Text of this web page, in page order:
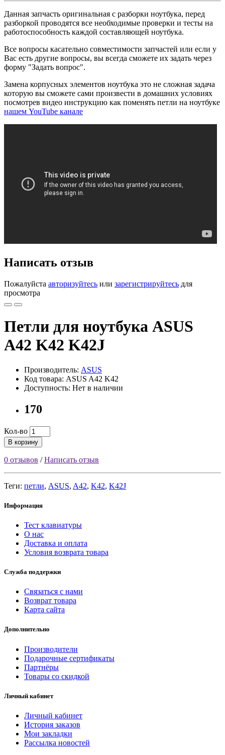
Данная запчасть оригинальная с разборки ноутбука, перед
разборкой проводятся все необходимые проверки и тесты на
работоспособность каждой составляющей ноутбука.
Все вопросы касательно совместимости запчастей или если у
Вас есть другие вопросы, вы всегда сможете их задать через
форму "Задать вопрос".
Замена корпусных элементов ноутбука это не сложная задача
которую вы сможете сами произвести в домашних условиях
посмотрев видео инструкцию как поменять петли на ноутбуке
нашем YouTube канале
Написать отзыв
Пожалуйста авторизуйтесь или зарегистрируйтесь для
просмотра
Петли для ноутбука ASUS
A42 K42 K42J
Производитель: ASUS
Код товара: ASUS A42 K42
Доступность: Нет в наличии
170
Кол-во
В корзину
0 отзывов /Написать отзыв
Теги: петли, ASUS, A42, K42, K42J
Информация
Тест клавиатуры
О нас
Доставка и оплата
Условия возврата товара
Служба поддержки
Связаться с нами
Возврат товара
Карта сайта
Дополнительно
Производители
Подарочные сертификаты
Партнёры
Товары со скидкой
Личный кабинет
Личный кабинет
История заказов
Мои закладки
Рассылка новостей